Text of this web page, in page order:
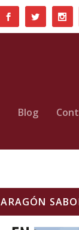
Blog
ARAGÓN